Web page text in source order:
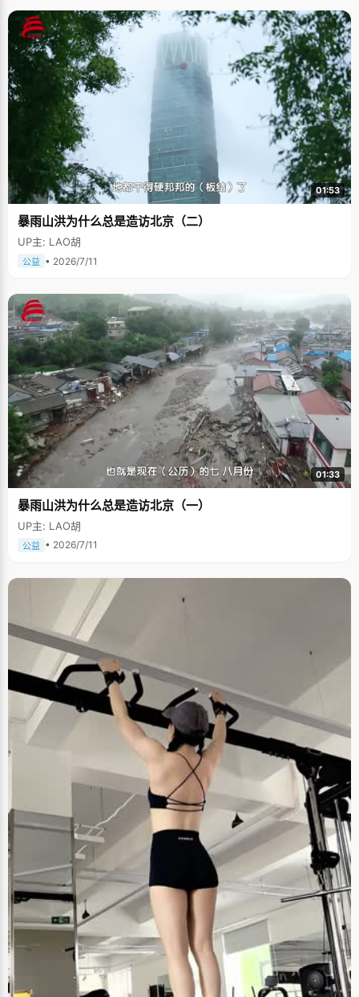
01:53
暴雨山洪为什么总是造访北京（二）
UP主: LAO胡
公益 • 2026/7/11
01:33
暴雨山洪为什么总是造访北京（一）
UP主: LAO胡
公益 • 2026/7/11